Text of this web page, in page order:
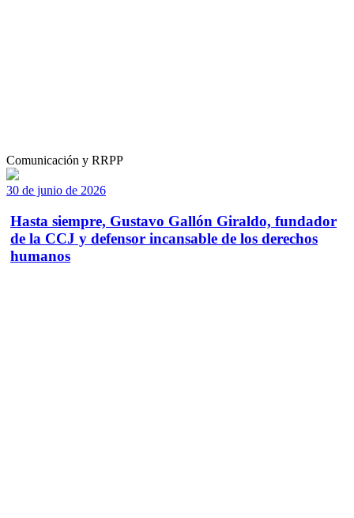
Comunicación y RRPP
30 de junio de 2026
Hasta siempre, Gustavo Gallón Giraldo, fundador
de la CCJ y defensor incansable de los derechos
humanos